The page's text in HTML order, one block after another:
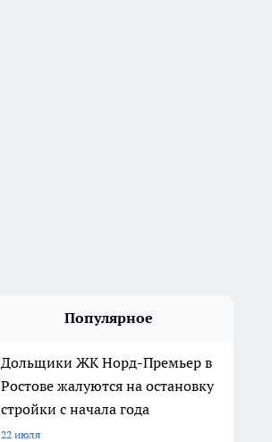
Популярное
Дольщики ЖК Норд-Премьер в
Ростове жалуются на остановку
стройки с начала года
22 июля